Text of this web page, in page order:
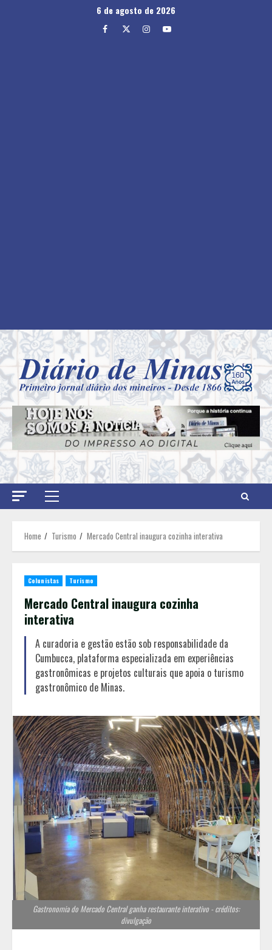
6 de agosto de 2026
Facebook
TwitterInstagram
Youtube
Primary
Home Turismo Mercado Central inaugura cozinha interativa
Colunistas Turismo
Mercado Central inaugura cozinha
interativa
A curadoria e gestão estão sob responsabilidade da
Cumbucca, plataforma especializada em experiências
gastronômicas e projetos culturais que apoia o turismo
gastronômico de Minas.
Gastronomia do Mercado Central ganha restaurante interativo - créditos:
divulgação